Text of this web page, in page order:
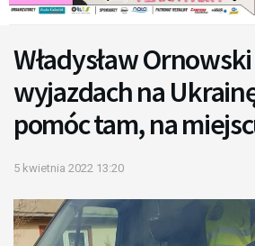
Władysław
wyjazdach na
pomóc tam, na
5 kwietnia 2022 13:20